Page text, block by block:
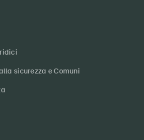
sicurezza e Comuni